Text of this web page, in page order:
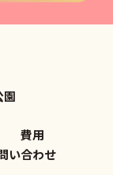
園
費用
い合わせ